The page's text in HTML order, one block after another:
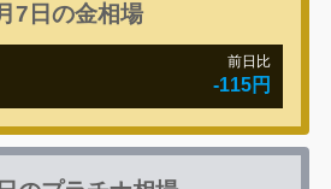
7日の金相場
前日比
-115円